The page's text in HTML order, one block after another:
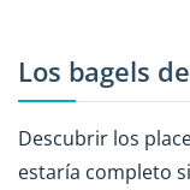
Los bagels
Descubrir los
estaría completo